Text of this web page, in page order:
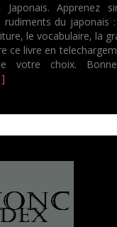
Apprenez
rudiments du japonais
le vocabulaire, la
ce livre en
votre choix.